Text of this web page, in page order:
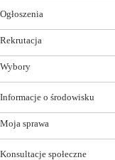
Ogłoszenia
Rekrutacja
Wybory
Informacje o środowisku
Moja sprawa
Konsultacje społeczne